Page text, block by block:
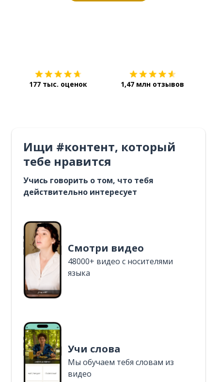
177 тыс. оценок 1,47 млн отзывов
Ищи #контент, который
тебе нравится
Учись говорить о том, что тебя
действительно интересует
Смотри видео
48000+ видео с носителями
языка
Учи слова
Мы обучаем тебя словам из
видео